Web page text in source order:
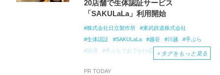
20店舗で生体認証サービス
「SAKULaLa」利用開始
株式会社日立製作所
東武鉄道株式会社
生体認証
SAKULaLa 越谷 川越
手ぶら
決済
手ぶらでおでかけ応援！ 指静脈認証
＋ タグをもっと見る
PR TODAY